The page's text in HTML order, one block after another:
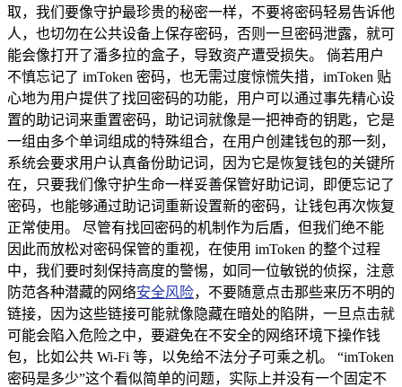
取，我们要像守护最珍贵的秘密一样，不要将密码轻易告诉他
人，也切勿在公共设备上保存密码，否则一旦密码泄露，就可
能会像打开了潘多拉的盒子，导致资产遭受损失。 倘若用户
不慎忘记了 imToken 密码，也无需过度惊慌失措，imToken 贴
心地为用户提供了找回密码的功能，用户可以通过事先精心设
置的助记词来重置密码，助记词就像是一把神奇的钥匙，它是
一组由多个单词组成的特殊组合，在用户创建钱包的那一刻，
系统会要求用户认真备份助记词，因为它是恢复钱包的关键所
在，只要我们像守护生命一样妥善保管好助记词，即便忘记了
密码，也能够通过助记词重新设置新的密码，让钱包再次恢复
正常使用。 尽管有找回密码的机制作为后盾，但我们绝不能
因此而放松对密码保管的重视，在使用 imToken 的整个过程
中，我们要时刻保持高度的警惕，如同一位敏锐的侦探，注意
防范各种潜藏的网络安全风险，不要随意点击那些来历不明的
链接，因为这些链接可能就像隐藏在暗处的陷阱，一旦点击就
可能会陷入危险之中，要避免在不安全的网络环境下操作钱
包，比如公共 Wi-Fi 等，以免给不法分子可乘之机。 “imToken
密码是多少”这个看似简单的问题，实际上并没有一个固定不